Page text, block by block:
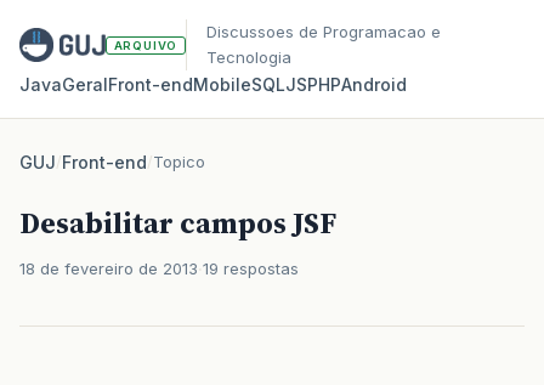
ARQUIVO
Discussoes de Programacao e
Tecnologia
JavaGeralFront‑endMobileSQLJSPHPAndroid
GUJ/Front-end/Topico
Desabilitar campos JSF
18 de fevereiro de 2013 19 respostas